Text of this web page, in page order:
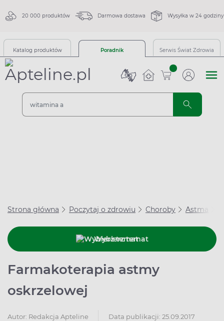
20 000 produktów Darmowa dostawa Wysyłka w 24 godziny
Katalog produktów Poradnik Serwis Świat Zdrowia
sztuk
Strona główna Poczytaj o zdrowiu Choroby Astma
Wybierz temat
Farmakoterapia astmy
oskrzelowej
Autor: Redakcja Apteline Data publikacji: 25.09.2017